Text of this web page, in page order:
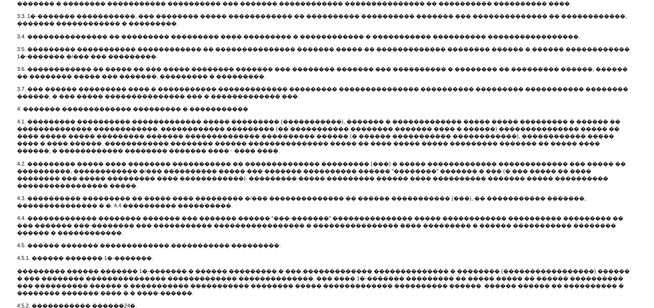
������� � �������� ����������� ���������� ��� ������� ������������ ��������������� �� ���������� ���������� ����.
3.3. 1�-������� �����������, ��� �������� ����� ������������ �� ���������� ���������� ������� ��� �������������� �� ������������,
������� ������������ � ���������.
3.4. ��������������� �� ��������� ��������� ���� ��������� � ������������ � ����������� ���������� �����������������.
3.5. ��������� ����������� ������������ �� ��������������� ������� ����� �� ������������� �������� ������ � ������ ������������
1�-������� �/��� ��� ���������.
3.6. ������������ �� ����� �� ��� ����� �������� ������� ��� �������� ������� ��� ���������� � �������� �� ��������� ������, ������
�� �������� ����� ��� �������, ��������� � ���������.
3.7. ��� ������ ��������� ���� � ����������� ������������� ��������� ��������������� ���������� ��������� ����������� ��������
������, � ��� ����� ��������������� ��� � ������������� ���.
4. ������� ������������� ��������� � �����������
4.1. ��������� ���������� ������������� ����� ��������� (�����������), ������� � ������������� ����� ����� ��������� � ������ ��
�������������� ������������. ������������ ��������� (�� ����������� �������� ������� ���� � ������) ��������������� ����� ��
���� ����� ����� ��������� ������� �������������� ���������� ������ (� ������ ����������� ������������), ������������ �����
���� � ���� ������. ������������ �������� ������ ��������������� ����� �� ���� ����� ����� ��������� ������� �� ����� ����
������, � ������������ �������� ������� ���� - ���� ����.
4.2. ��������� ����� ���� �������� ����������� �� �������������� ��������� (���) � ����� ������������� ������������� ��� ����� ��
����������, ������������ �/��� ���������� ����� ��� ������� ���������� ������ "��������" ������� � ��� (� ��� ����� �� ����
�������� ��� ����� ��������� ���� ������������). ��������� ����� ��������� ������ ���� ���������� ������� ����� ����������
����������������� �����.
4.3. ���������� ��������� �� ����� ���� ��������� �/��� �������������� �� ������ ����������� (���), �� ����������� �������,
��������������� � �. 4.4 ���������� ����������.
4.4. ������������� �������� ������� ��� ������� ������ "���-�������" ��������������� ����� ������������ ���������� ��������� ��
��� ������� ���-�������� ��� ����������� ����������������� � ���������������� ���� ��������� � ������ ����������� ��������
������ � ������������.
4.5. ������ ������� ������������� ����������� ���������:
4.5.1. ������ ������� 1�-�������.
��������� ������ ������� 1�-������� � ������ ��������� � ��� ������������� �������������� � �������� (�����������������) ������
� ��� �������� ��������������� ������������� ��������������. ��� ���� 1�-������� ��������� �� ����� ����� �� ������ ����������
��� ���������� ������ � ����������� ����������� �������� ����� ������������� ���������� ������. ������ ������ �� ���������� �
�������� ������� ���� � � ����-������.
4.5.2. ����������� ������24�.